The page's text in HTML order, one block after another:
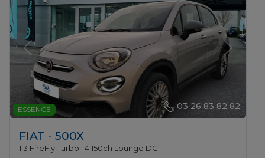
Previous Next
ESSENCE 03 26 83 82 82
FIAT - 500X
1.3 FireFly Turbo T4 150ch Lounge DCT